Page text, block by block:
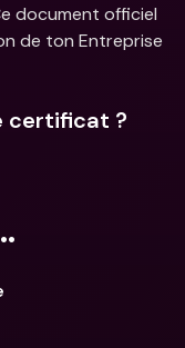
document officiel
de ton Entreprise
certificat ?